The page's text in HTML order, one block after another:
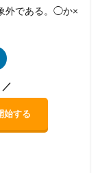
外である。◯か×
始する